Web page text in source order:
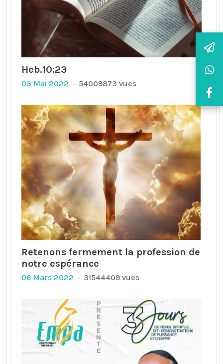
Heb.10:23
03 Mai 2022 54009873 vues
Retenons fermement la profession de
notre espérance
06 Mars 2022 31544409 vues